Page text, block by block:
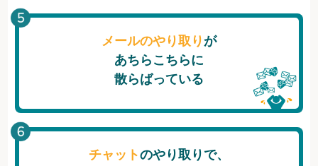
メールのやり取り が
あちらこちらに
散らばっている
チャットのやり取りで、